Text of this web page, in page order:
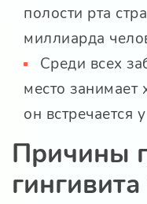
полости рта
миллиарда
Среди всех
место занимает
он встречается
Причины